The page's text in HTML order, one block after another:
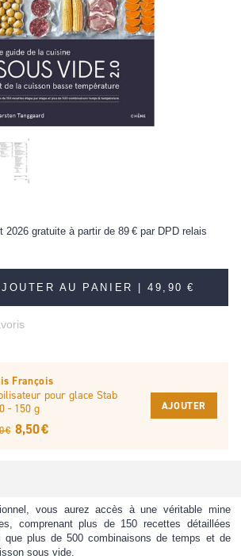
2026 gratuite à partir de 89 €par DPD relais
AU PANIER |49,90 €
François
pour glace Stab
- 150 g
€ 8,50 €
AJOUTER
vous aurez accès à une véritable mine
comprenant plus de 150 recettes détaillées
que plus de 500 combinaisons de temps et de
sous vide.